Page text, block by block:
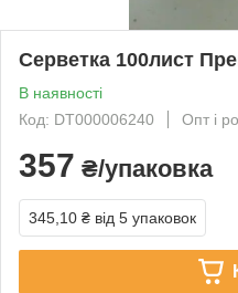
Серветка 100лист
В наявності
Код: DT000006240
Опт і
357 ₴/упаковка
345,10 ₴ від 5 упаковок